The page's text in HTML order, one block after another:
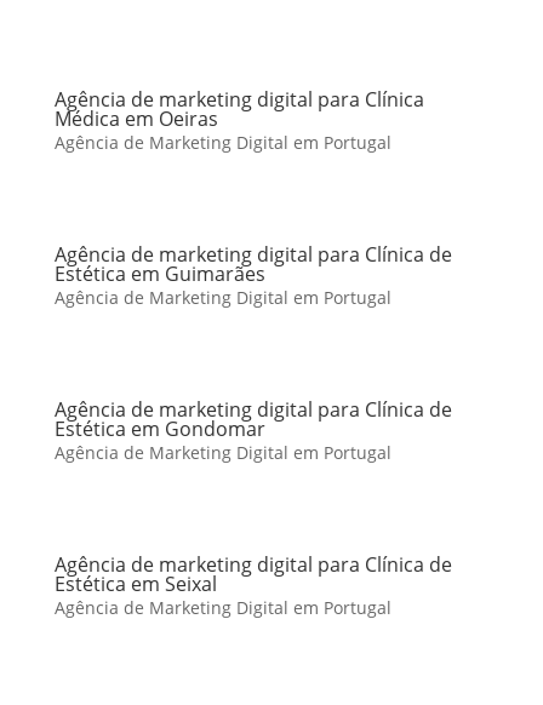
Agência de marketing digital para Clínica
Médica em Oeiras
Agência de Marketing Digital em Portugal
Agência de marketing digital para Clínica de
Estética em Guimarães
Agência de Marketing Digital em Portugal
Agência de marketing digital para Clínica de
Estética em Gondomar
Agência de Marketing Digital em Portugal
Agência de marketing digital para Clínica de
Estética em Seixal
Agência de Marketing Digital em Portugal